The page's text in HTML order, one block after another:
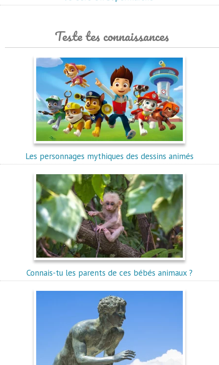
Teste tes connaissances
Les personnages mythiques des dessins animés
Connais-tu les parents de ces bébés animaux ?